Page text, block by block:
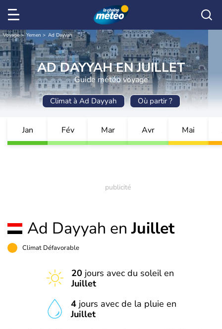
Voyage Yemen Ad Dayyah
AD DAYYAH EN JUILLET
Guide météo voyage
Climat à Ad Dayyah Où partir ?
Jan Fév Mar Avr Mai
Ad Dayyah enJuillet
Climat Défavorable
20 jours avec du soleil en
Juillet
4 jours avec de la pluie en
Juillet